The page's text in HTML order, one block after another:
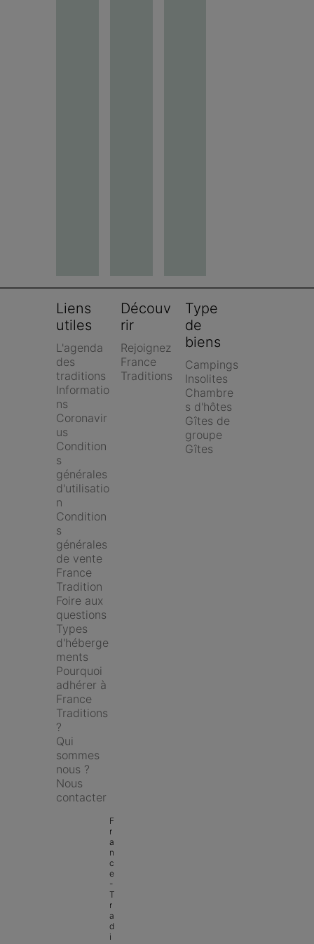
Liens
utiles
L'agenda
des
traditions
Informatio
ns
Coronavir
us
Condition
s
générales
d'utilisatio
n
Condition
s
générales
de vente
France
Tradition
Foire aux
questions
Types
d'héberge
ments
Pourquoi
adhérer à
France
Traditions
?
Qui
sommes
nous ?
Nous
contacter
Découv
rir
Rejoignez
France
Traditions
Type
de
biens
Campings
Insolites
Chambre
s d'hôtes
Gîtes de
groupe
Gîtes
F
r
a
n
c
e
-
T
r
a
d
i